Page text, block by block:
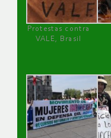
Protestas contra
VALE, Brasil